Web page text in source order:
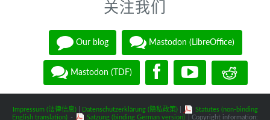
关注我们
Our blog Mastodon (LibreOffice)
Mastodon (TDF)
Impressum (法律信息)| Datenschutzerklärung (隐私政策)|
Statutes (non-binding
English translation) - Satzung (binding German version) | Copyright information: